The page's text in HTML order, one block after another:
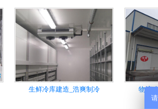
生鲜冷库建造_浩爽制冷 物流